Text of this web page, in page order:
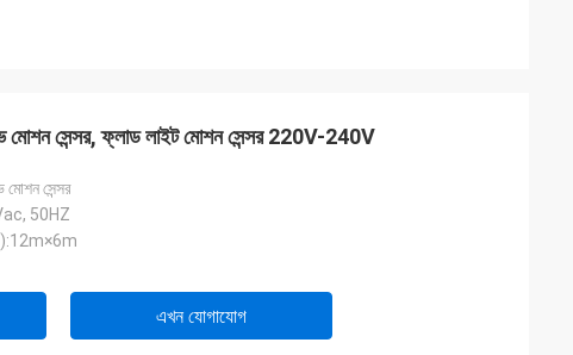
সেন্সর, ফ্লাড লাইট মোশন সেন্সর 220V-240V
সেন্সর
50HZ
এখন যোগাযোগ